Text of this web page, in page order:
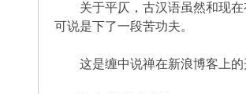
关于平仄，古汉语虽然和现在
可说是下了一段苦功夫。
这是缠中说禅在新浪博客上的